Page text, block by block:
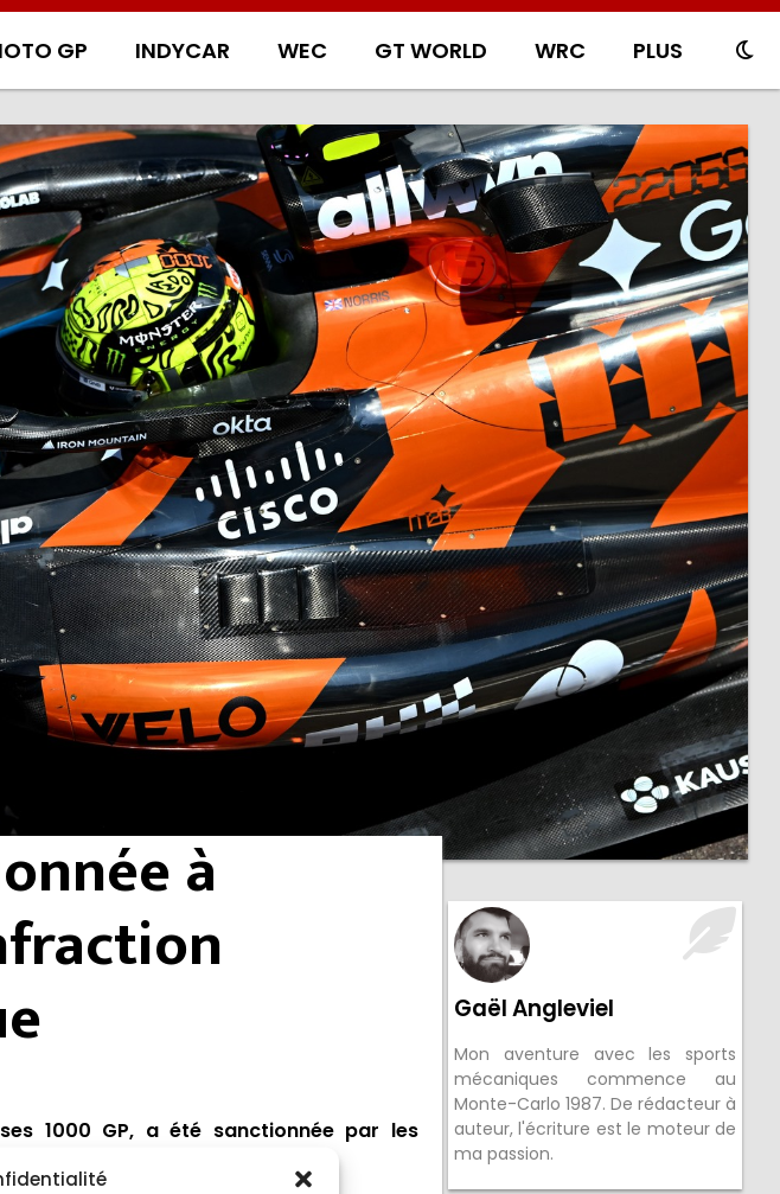
GP INDYCAR WEC GT WORLD WRC PLUS
à
1000 GP, a été sanctionnée par les
Gaël Angleviel
Mon aventure avec les sports
mécaniques commence au
Monte-Carlo 1987. De rédacteur à
auteur, l'écriture est le moteur de
ma passion.